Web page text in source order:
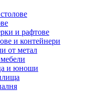
и рафтове
и контейнери
от метал
и юноши